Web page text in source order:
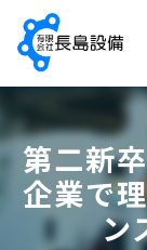
第二新
企業で
ン